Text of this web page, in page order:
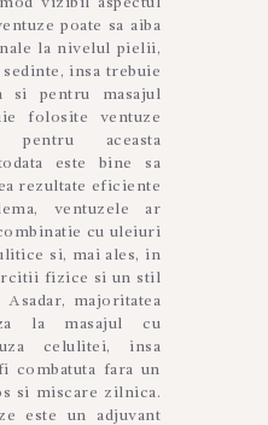
poate sa aiba
la nivelul pielii,
sedinte, insa trebuie
si pentru masajul
folosite ventuze
pentru aceasta
este bine sa
rezultate eficiente
ventuzele ar
cu uleiuri
si, mai ales, in
fizice si un stil
Asadar, majoritatea
la masajul cu
celulitei, insa
combatuta fara un
si miscare zilnica.
este un adjuvant